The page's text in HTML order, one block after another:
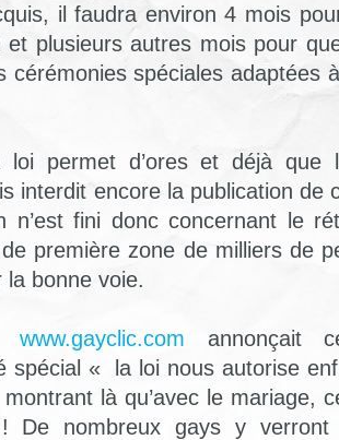
il faudra environ 4 mois
et plusieurs autres mois pour
cérémonies spéciales adaptées
permet d’ores et déjà que
interdit encore la publication de
n’est fini donc concernant le
première zone de milliers de
bonne voie.
:www.gayclic.com annonçait
spécial « la loi nous autorise
là qu’avec le mariage,
De nombreux gays y